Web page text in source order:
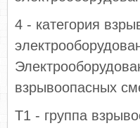
4 - категория
взрывоопасных
Т1 - группа